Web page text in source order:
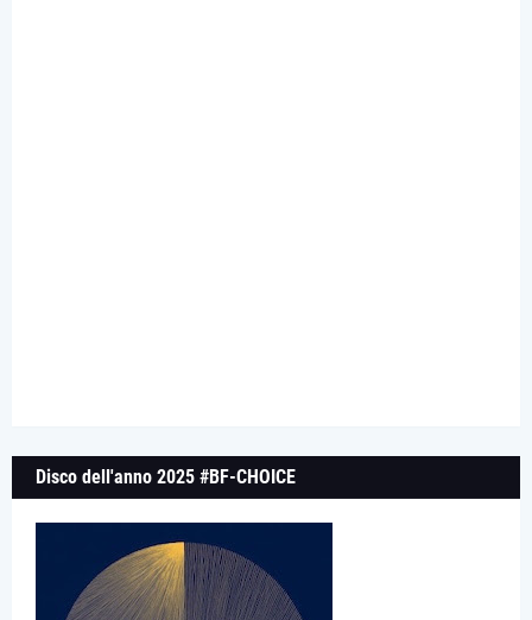
Disco dell'anno 2025 #BF-CHOICE